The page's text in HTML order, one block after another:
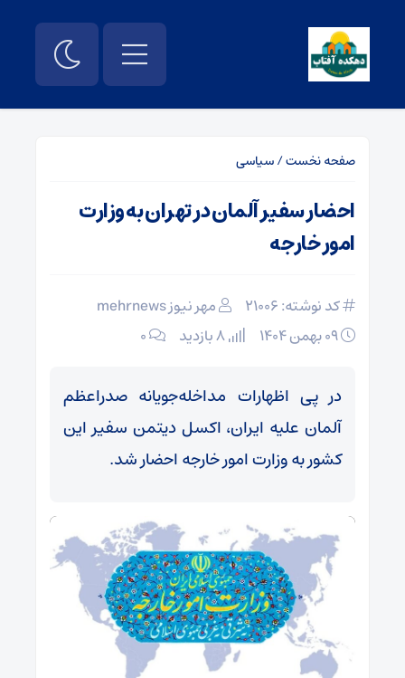
صفحه نخست/سیاسی
احضار سفیر آلمان در تهران به وزارت
امور خارجه
کد نوشته: 21006
مهر نیوز mehrnews
۰
در پی اظهارات مداخله‌جویانه صدراعظم
آلمان علیه ایران، اکسل دیتمن سفیر این
کشور به وزارت امور خارجه احضار شد.